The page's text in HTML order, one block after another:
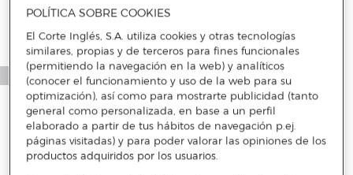
POLÍTICA SOBRE COOKIES
El Corte Inglés, S.A. utiliza cookies y otras tecnologías
similares, propias y de terceros para fines funcionales
(permitiendo la navegación en la web) y analíticos
(conocer el funcionamiento y uso de la web para su
optimización), así como para mostrarte publicidad (tanto
general como personalizada, en base a un perfil
elaborado a partir de tus hábitos de navegación p.ej.
páginas visitadas) y para poder valorar las opiniones de los
productos adquiridos por los usuarios.